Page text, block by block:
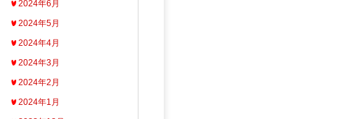
2024年6月
2024年5月
2024年4月
2024年3月
2024年2月
2024年1月